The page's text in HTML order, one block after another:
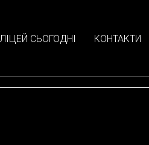
ЛІЦЕЙ СЬОГОДНІ КОНТАКТИ